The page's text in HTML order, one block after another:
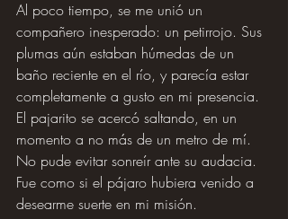
Al poco tiempo, se me unió un
compañero inesperado: un petirrojo. Sus
plumas aún estaban húmedas de un
baño reciente en el río, y parecía estar
completamente a gusto en mi presencia.
El pajarito se acercó saltando, en un
momento a no más de un metro de mí.
No pude evitar sonreír ante su audacia.
Fue como si el pájaro hubiera venido a
desearme suerte en mi misión.